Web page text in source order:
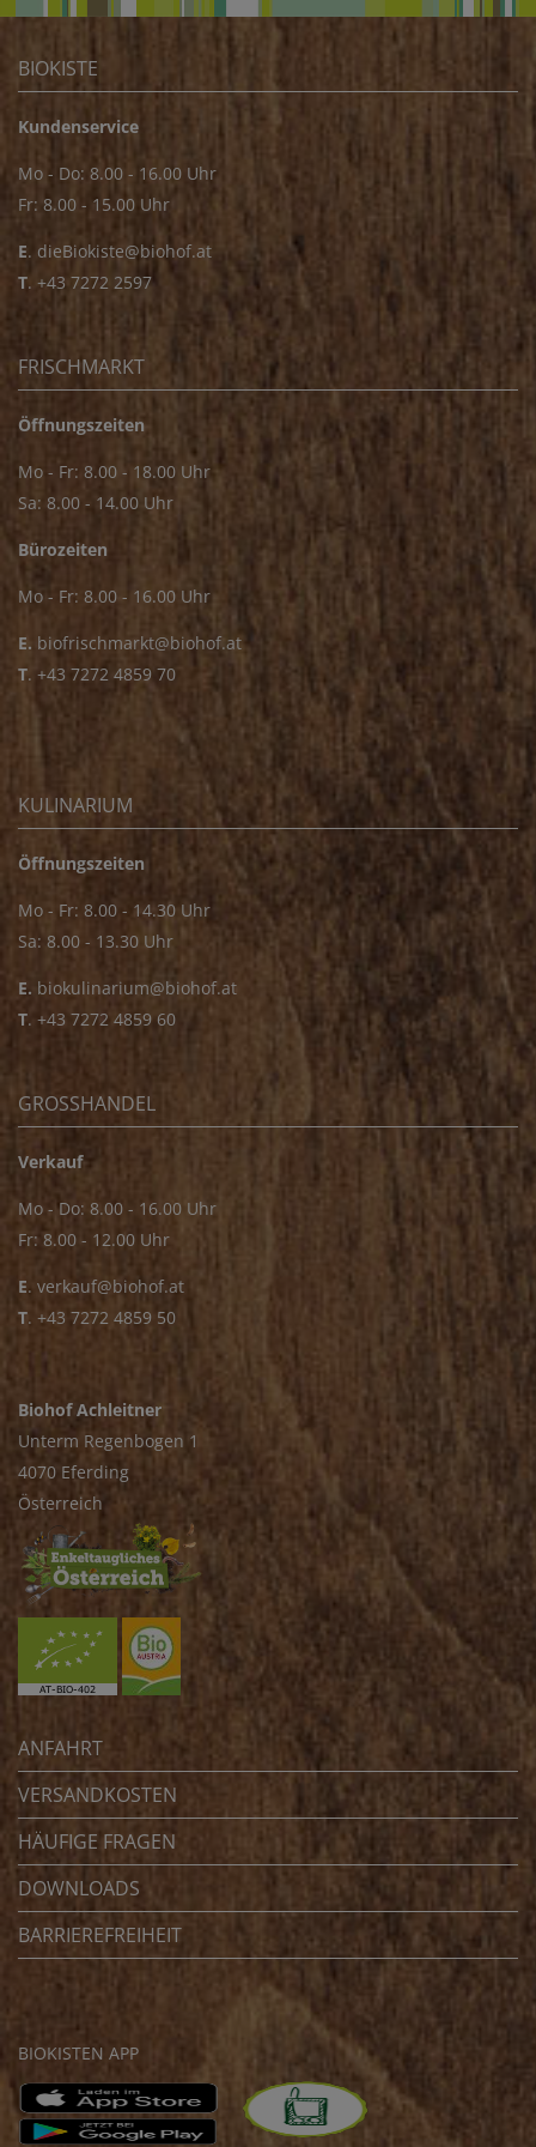
BIOKISTE
Kundenservice
Mo - Do: 8.00 - 16.00 Uhr
Fr: 8.00 - 15.00 Uhr
E. dieBiokiste@biohof.at
T. +43 7272 2597
FRISCHMARKT
Öffnungszeiten
Mo - Fr: 8.00 - 18.00 Uhr
Sa: 8.00 - 14.00 Uhr
Bürozeiten
Mo - Fr: 8.00 - 16.00 Uhr
E. biofrischmarkt@biohof.at
T. +43 7272 4859 70
KULINARIUM
Öffnungszeiten
Mo - Fr: 8.00 - 14.30 Uhr
Sa: 8.00 - 13.30 Uhr
E. biokulinarium@biohof.at
T. +43 7272 4859 60
GROSSHANDEL
Verkauf
Mo - Do: 8.00 - 16.00 Uhr
Fr: 8.00 - 12.00 Uhr
E. verkauf@biohof.at
T. +43 7272 4859 50
Biohof Achleitner
Unterm Regenbogen 1
4070 Eferding
Österreich
ANFAHRT
VERSANDKOSTEN
HÄUFIGE FRAGEN
DOWNLOADS
BARRIEREFREIHEIT
BIOKISTEN APP